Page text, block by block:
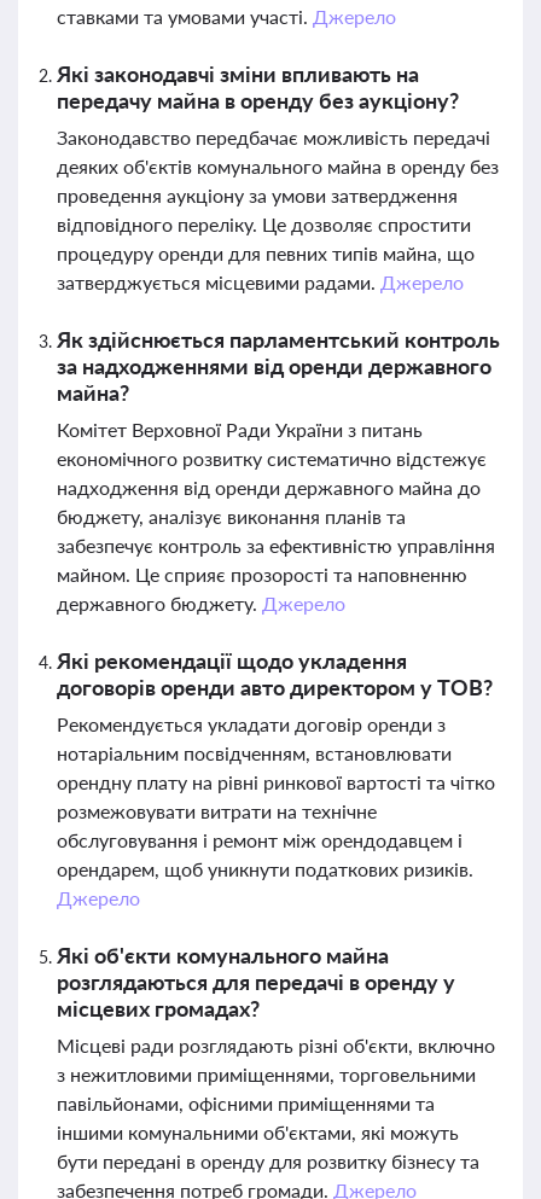
ставками та умовами участі. Джерело
Які законодавчі зміни впливають на
передачу майна в оренду без аукціону?
Законодавство передбачає можливість передачі
деяких об'єктів комунального майна в оренду без
проведення аукціону за умови затвердження
відповідного переліку. Це дозволяє спростити
процедуру оренди для певних типів майна, що
затверджується місцевими радами. Джерело
Як здійснюється парламентський контроль
за надходженнями від оренди державного
майна?
Комітет Верховної Ради України з питань
економічного розвитку систематично відстежує
надходження від оренди державного майна до
бюджету, аналізує виконання планів та
забезпечує контроль за ефективністю управління
майном. Це сприяє прозорості та наповненню
державного бюджету. Джерело
Які рекомендації щодо укладення
договорів оренди авто директором у ТОВ?
Рекомендується укладати договір оренди з
нотаріальним посвідченням, встановлювати
орендну плату на рівні ринкової вартості та чітко
розмежовувати витрати на технічне
обслуговування і ремонт між орендодавцем і
орендарем, щоб уникнути податкових ризиків.
Джерело
Які об'єкти комунального майна
розглядаються для передачі в оренду у
місцевих громадах?
Місцеві ради розглядають різні об'єкти, включно
з нежитловими приміщеннями, торговельними
павільйонами, офісними приміщеннями та
іншими комунальними об'єктами, які можуть
бути передані в оренду для розвитку бізнесу та
забезпечення потреб громади. Джерело